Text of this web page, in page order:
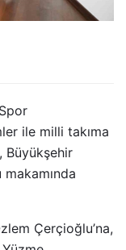
ile milli takıma
Büyükşehir
Çerçioğlu’na,